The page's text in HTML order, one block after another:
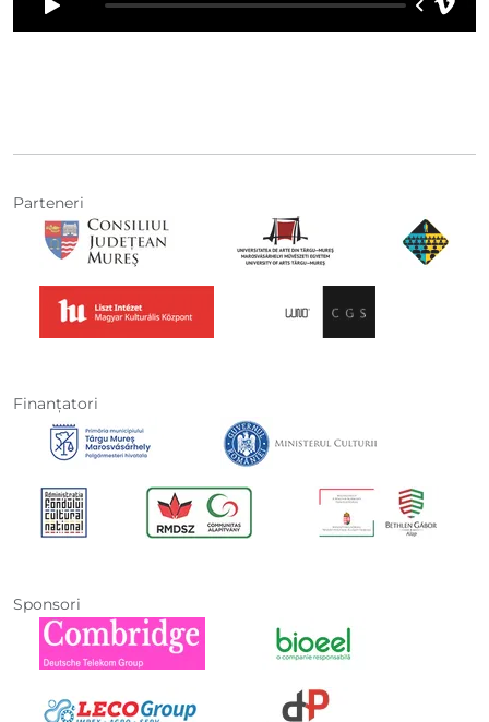
Parteneri
Finanţatori
Sponsori